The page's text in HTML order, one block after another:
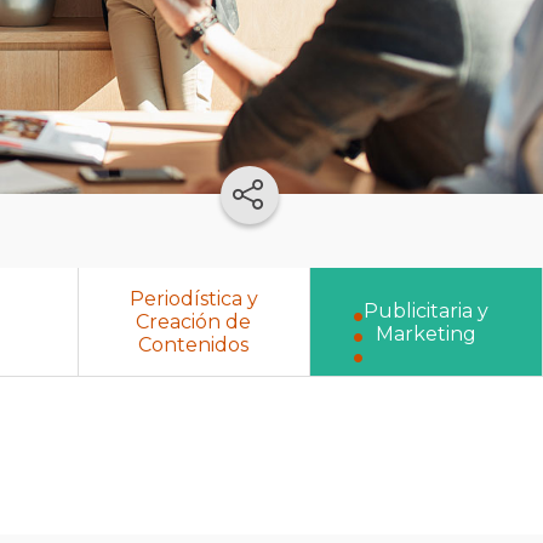
Periodística y
Creación de
Contenidos
Publicitaria y
Marketing